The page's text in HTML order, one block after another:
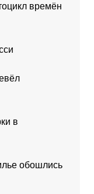
времён
в
обошлись